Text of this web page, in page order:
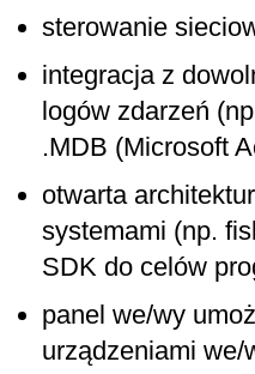
sterowanie
integracja z
logów zdarzeń
.MDB (Microsoft
otwarta
systemami (np.
SDK do celów
panel we/wy
urządzeniami we/